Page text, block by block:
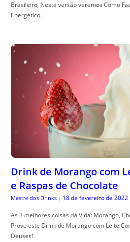
Brasileiro, Nesta versão veremos Como
Energético.
Drink de Morango com
e Raspas de Chocolate
Mestre dos Drinks | 18 de fevereiro de 2022
As 3 melhores coisas da Vida: Morango,
Prove este Drink de Morango com Leite
Deuses!